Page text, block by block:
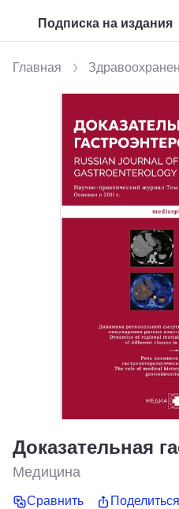
Подписка на издания
Главная
Доказательная
Медицина
Сравнить Поделиться